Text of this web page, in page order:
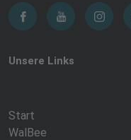
Unsere Links
Start
WalBee